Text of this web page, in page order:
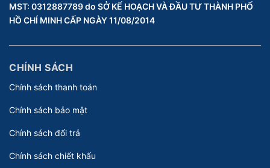
MST: 0312887789 do SỞ KẾ HOẠCH VÀ ĐẦU TƯ THÀNH PHỐ
HỒ CHÍ MINH CẤP NGÀY 11/08/2014
CHÍNH SÁCH
Chính sách thanh toán
Chính sách bảo mật
Chính sách đổi trả
Chính sách chiết khấu